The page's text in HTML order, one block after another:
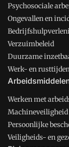
Psychosociale
Ongevallen en
Verzuimbeleid
Duurzame
Werk- en
Werken met
Machineveiligheid
Persoonlijke
Veiligheids- en